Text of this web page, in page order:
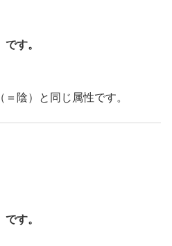
す。
陰）と同じ属性です。
す。